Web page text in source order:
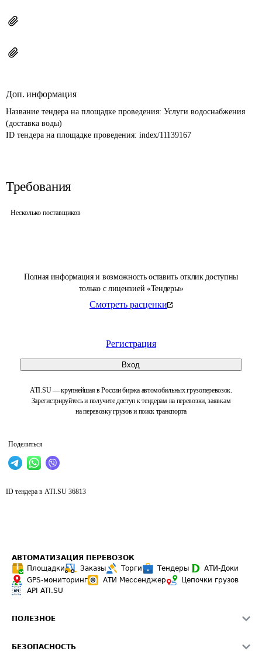
Полная информация и возможность оставить отклик доступны
только с лицензией «Тендеры»
Смотреть расценки
Регистрация
Вход
ATI.SU — крупнейшая в России биржа автомобильных грузоперевозок.
Зарегистрируйтесь и получите доступ к тендерам на перевозки, заявкам
на перевозку грузов и поиск транспорта
Поделиться
Доп. информация
Название тендера на площадке проведения: Услуги водоснабжения
(доставка воды)
ID тендера на площадке проведения: index/11139167
Требования
Несколько поставщиков
ID тендера в ATI.SU 36813
АВТОМАТИЗАЦИЯ ПЕРЕВОЗОК
Площадки
Заказы Торги Тендеры
АТИ-Доки
GPS-мониторинг
АТИ Мессенджер
Цепочки грузов
API ATI.SU
ПОЛЕЗНОЕ
БЕЗОПАСНОСТЬ